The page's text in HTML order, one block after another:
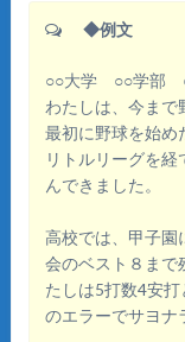
◆例文
○○大学 ○○学部
わたしは、今まで
最初に野球を始め
リトルリーグを
んできました。
高校では、甲子園
会のベスト８まで
たしは5打数4安
のエラーでサヨナ